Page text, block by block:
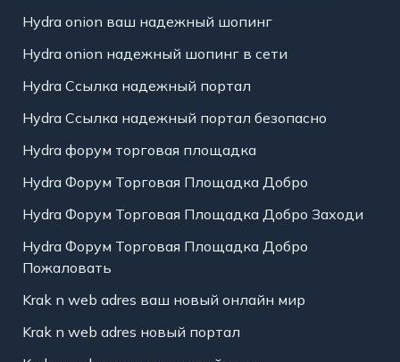
Hydra onion ваш надежный шопинг
Hydra onion надежный шопинг в сети
Hydra Ссылка надежный портал
Hydra Ссылка надежный портал безопасно
Hydra форум торговая площадка
Hydra Форум Торговая Площадка Добро
Hydra Форум Торговая Площадка Добро Заходи
Hydra Форум Торговая Площадка Добро
Пожаловать
Krak n web adres ваш новый онлайн мир
Krak n web adres новый портал